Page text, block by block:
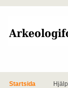
Startsida Hjälp